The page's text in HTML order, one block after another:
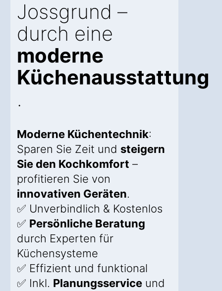
Jossgrund –
durch eine
moderne
Küchenausstattung
.
Moderne Küchentechnik:
Sparen Sie Zeit und steigern
Sie den Kochkomfort –
profitieren Sie von
innovativen Geräten.
✅ Unverbindlich & Kostenlos
✅ Persönliche Beratung
durch Experten für
Küchensysteme
✅ Effizient und funktional
✅ Inkl. Planungsservice und